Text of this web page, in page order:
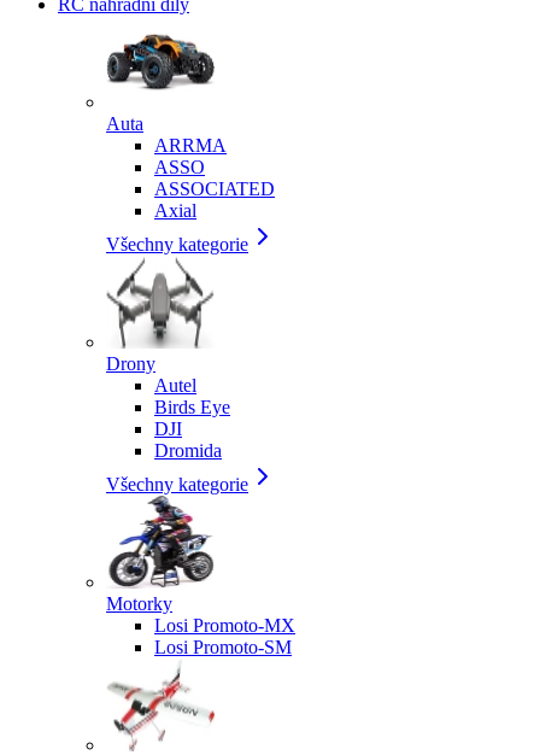
RC náhradní díly
Auta
ARRMA
ASSO
ASSOCIATED
Axial
Všechny kategorie
Drony
Autel
Birds Eye
DJI
Dromida
Všechny kategorie
Motorky
Losi Promoto-MX
Losi Promoto-SM